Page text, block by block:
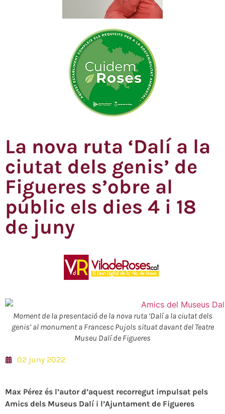
La nova ruta ‘Dalí a la
ciutat dels genis’ de
Figueres s’obre al
públic els dies 4 i 18
de juny
Moment de la presentació de la nova ruta ‘Dalí a la ciutat dels
genis’ al monument a Francesc Pujols situat davant del Teatre
Museu Dalí de Figueres
02 juny 2022
Max Pérez és l’autor d’aquest recorregut impulsat pels
Amics dels Museus Dalí i l’Ajuntament de Figueres